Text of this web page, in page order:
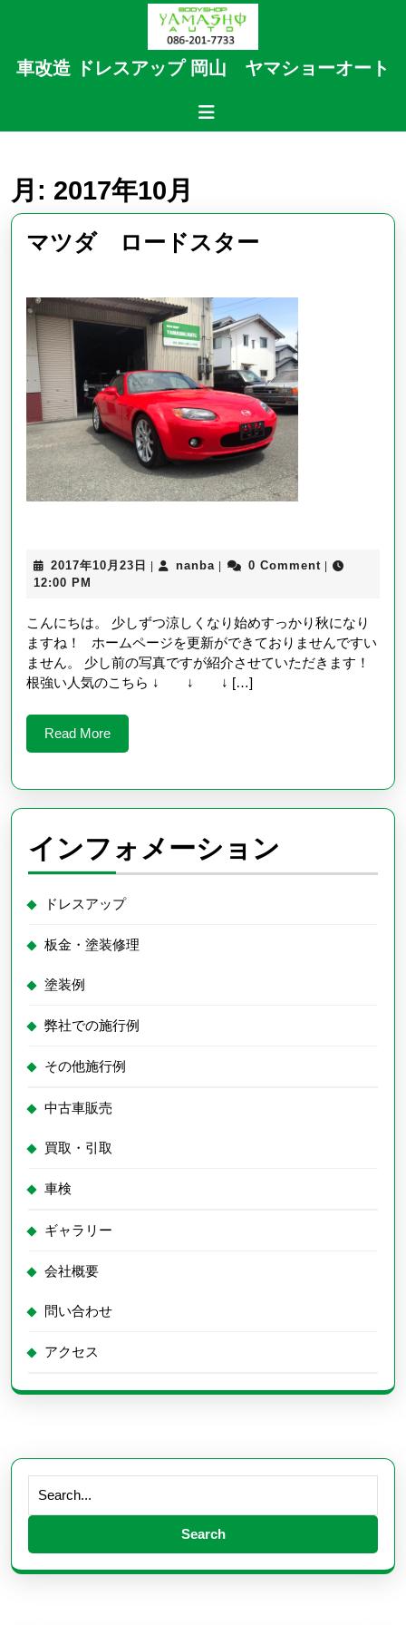
車改造 ドレスアップ 岡山 ヤマショーオート
月: 2017年10月
マツダ ロードスター
ダ
ロ
ー
ド
ス
タ
ー
2017年10月23日 2017
月
nanba nanba0 Comment
12:00 PM
こんにちは。 少しずつ涼しくなり始めすっかり秋になり
ますね！ ホームページを更新ができておりませんですい
ません。 少し前の写真ですが紹介させていただきます！
根強い人気のこちら ↓ ↓ ↓ […]
Read MoreRead
More
インフォメーション
ドレスアップ
板金・塗装修理
塗装例
弊社での施行例
その他施行例
中古車販売
買取・引取
車検
ギャラリー
会社概要
問い合わせ
アクセス
for: